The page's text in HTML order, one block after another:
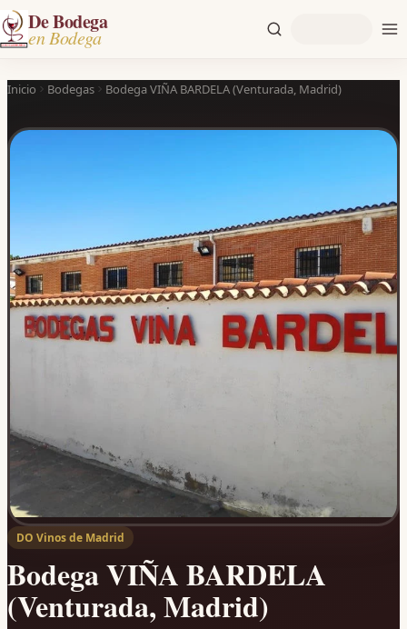
De Bodega
en Bodega
Inicio Bodegas Bodega VIÑA BARDELA (Venturada, Madrid)
DO Vinos de Madrid
Bodega VIÑA BARDELA
(Venturada, Madrid)